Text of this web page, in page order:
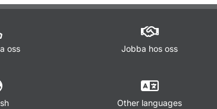
oss Jobba hos oss
Other languages